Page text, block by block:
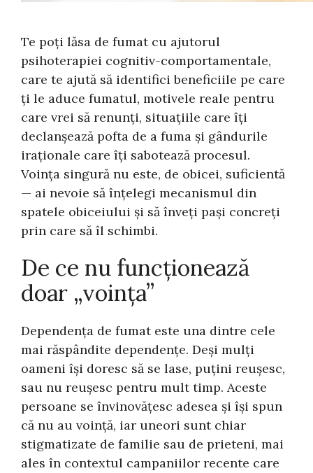
Te poți lăsa de fumat cu ajutorul
psihoterapiei cognitiv-comportamentale,
care te ajută să identifici beneficiile pe care
ți le aduce fumatul, motivele reale pentru
care vrei să renunți, situațiile care îți
declanșează pofta de a fuma și gândurile
iraționale care îți sabotează procesul.
Voința singură nu este, de obicei, suficientă
— ai nevoie să înțelegi mecanismul din
spatele obiceiului și să înveți pași concreți
prin care să îl schimbi.
De ce nu funcționează
doar „voința”
Dependența de fumat este una dintre cele
mai răspândite dependențe. Deși mulți
oameni își doresc să se lase, puțini reușesc,
sau nu reușesc pentru mult timp. Aceste
persoane se învinovățesc adesea și își spun
că nu au voință, iar uneori sunt chiar
stigmatizate de familie sau de prieteni, mai
ales în contextul campaniilor recente care